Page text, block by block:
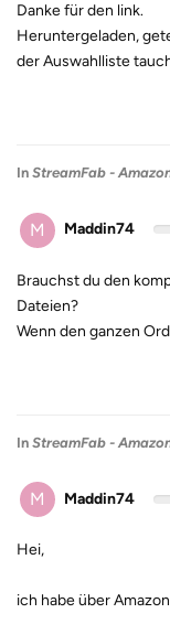
Danke für den link.
Heruntergeladen,
der Auswahlliste
In StreamFab -
M Maddin74
Brauchst du den
Dateien?
Wenn den ganzen
In StreamFab -
M Maddin74
Hei,
ich habe über